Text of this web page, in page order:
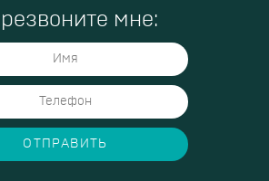
мне:
ОТПРАВИТЬ